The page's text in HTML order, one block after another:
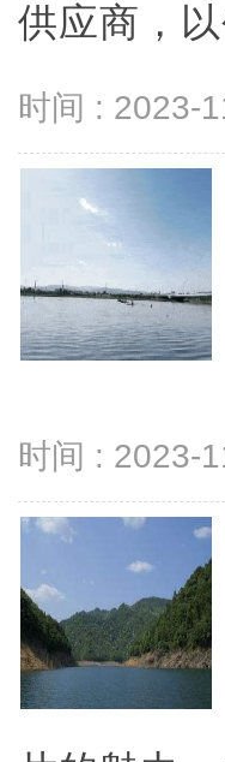
供应商，
时间 : 2023-
时间 : 2023-